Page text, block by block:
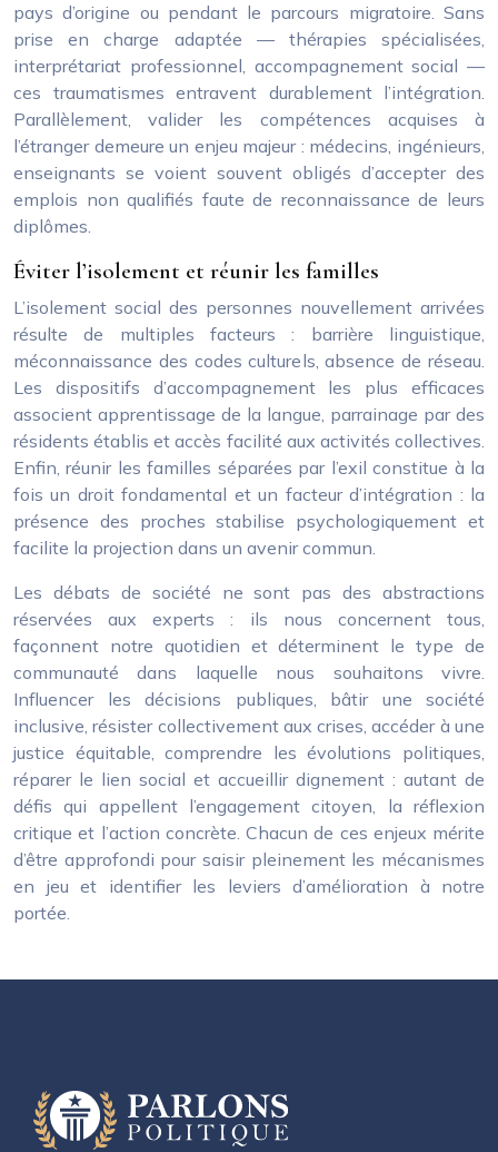
pays d’origine ou pendant le parcours migratoire. Sans
prise en charge adaptée — thérapies spécialisées,
interprétariat professionnel, accompagnement social —
ces traumatismes entravent durablement l’intégration.
Parallèlement, valider les compétences acquises à
l’étranger demeure un enjeu majeur : médecins, ingénieurs,
enseignants se voient souvent obligés d’accepter des
emplois non qualifiés faute de reconnaissance de leurs
diplômes.
Éviter l’isolement et réunir les familles
L’isolement social des personnes nouvellement arrivées
résulte de multiples facteurs : barrière linguistique,
méconnaissance des codes culturels, absence de réseau.
Les dispositifs d’accompagnement les plus efficaces
associent apprentissage de la langue, parrainage par des
résidents établis et accès facilité aux activités collectives.
Enfin, réunir les familles séparées par l’exil constitue à la
fois un droit fondamental et un facteur d’intégration : la
présence des proches stabilise psychologiquement et
facilite la projection dans un avenir commun.
Les débats de société ne sont pas des abstractions
réservées aux experts : ils nous concernent tous,
façonnent notre quotidien et déterminent le type de
communauté dans laquelle nous souhaitons vivre.
Influencer les décisions publiques, bâtir une société
inclusive, résister collectivement aux crises, accéder à une
justice équitable, comprendre les évolutions politiques,
réparer le lien social et accueillir dignement : autant de
défis qui appellent l’engagement citoyen, la réflexion
critique et l’action concrète. Chacun de ces enjeux mérite
d’être approfondi pour saisir pleinement les mécanismes
en jeu et identifier les leviers d’amélioration à notre
portée.